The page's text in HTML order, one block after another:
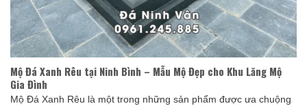
Mộ Đá Xanh Rêu tại Ninh Bình – Mẫu Mộ Đẹp cho Khu Lăng Mộ
Gia Đình
Mộ Đá Xanh Rêu là một trong những sản phẩm được ưa chuộng